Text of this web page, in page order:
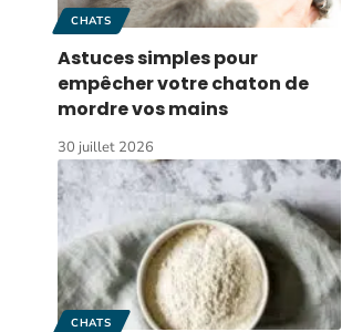
CHATS
Astuces simples pour
empêcher votre chaton de
mordre vos mains
30 juillet 2026
CHATS